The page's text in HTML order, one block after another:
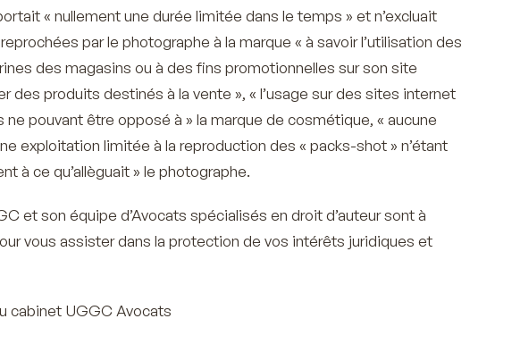
« nullement une durée limitée dans le temps » et n’excluait
par le photographe à la marque « à savoir l’utilisation des
des magasins ou à des fins promotionnelles sur son site
des produits destinés à la vente », « l’usage sur des sites internet
pouvant être opposé à » la marque de cosmétique, « aucune
exploitation limitée à la reproduction des « packs-shot » n’étant
à ce qu’allèguait» le photographe.
et son équipe d’Avocats spécialisés en droit d’auteur sont à
vous assister dans la protection de vos intérêts juridiques et
cabinet UGGC Avocats